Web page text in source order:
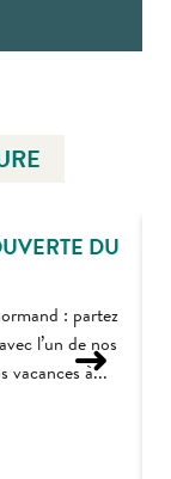
DU
: partez
l’un de nos
vacances à...